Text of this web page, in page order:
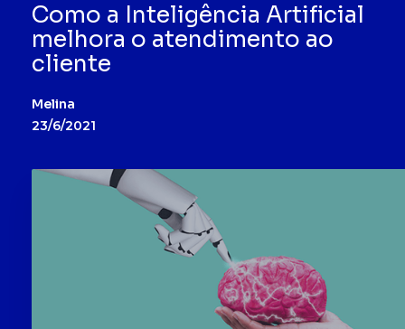
Como a Inteligência Artificial
melhora o atendimento ao
cliente
Melina
23/6/2021